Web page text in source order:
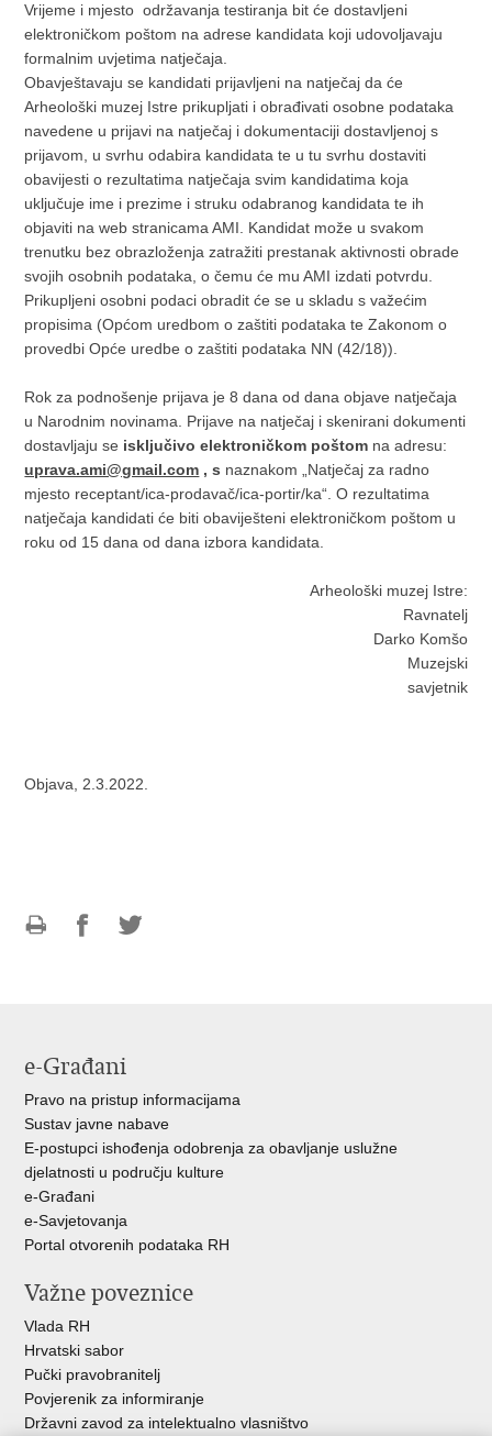
Vrijeme i mjesto održavanja testiranja bit će dostavljeni
elektroničkom poštom na adrese kandidata koji udovoljavaju
formalnim uvjetima natječaja.
Obavještavaju se kandidati prijavljeni na natječaj da će
Arheološki muzej Istre prikupljati i obrađivati osobne podataka
navedene u prijavi na natječaj i dokumentaciji dostavljenoj s
prijavom, u svrhu odabira kandidata te u tu svrhu dostaviti
obavijesti o rezultatima natječaja svim kandidatima koja
uključuje ime i prezime i struku odabranog kandidata te ih
objaviti na web stranicama AMI. Kandidat može u svakom
trenutku bez obrazloženja zatražiti prestanak aktivnosti obrade
svojih osobnih podataka, o čemu će mu AMI izdati potvrdu.
Prikupljeni osobni podaci obradit će se u skladu s važećim
propisima (Općom uredbom o zaštiti podataka te Zakonom o
provedbi Opće uredbe o zaštiti podataka NN (42/18)).
Rok za podnošenje prijava je 8 dana od dana objave natječaja
u Narodnim novinama. Prijave na natječaj i skenirani dokumenti
dostavljaju se isključivo elektroničkom poštom na adresu:
uprava.ami@gmail.com , s naznakom „Natječaj za radno
mjesto receptant/ica-prodavač/ica-portir/ka“. O rezultatima
natječaja kandidati će biti obaviješteni elektroničkom poštom u
roku od 15 dana od dana izbora kandidata.
Arheološki muzej Istre:
Ravnatelj
Darko Komšo
Muzejski
savjetnik
Objava, 2.3.2022.
e-Građani
Pravo na pristup informacijama
Sustav javne nabave
E-postupci ishođenja odobrenja za obavljanje uslužne
djelatnosti u području kulture
e-Građani
e-Savjetovanja
Portal otvorenih podataka RH
Važne poveznice
Vlada RH
Hrvatski sabor
Pučki pravobranitelj
Povjerenik za informiranje
Državni zavod za intelektualno vlasništvo